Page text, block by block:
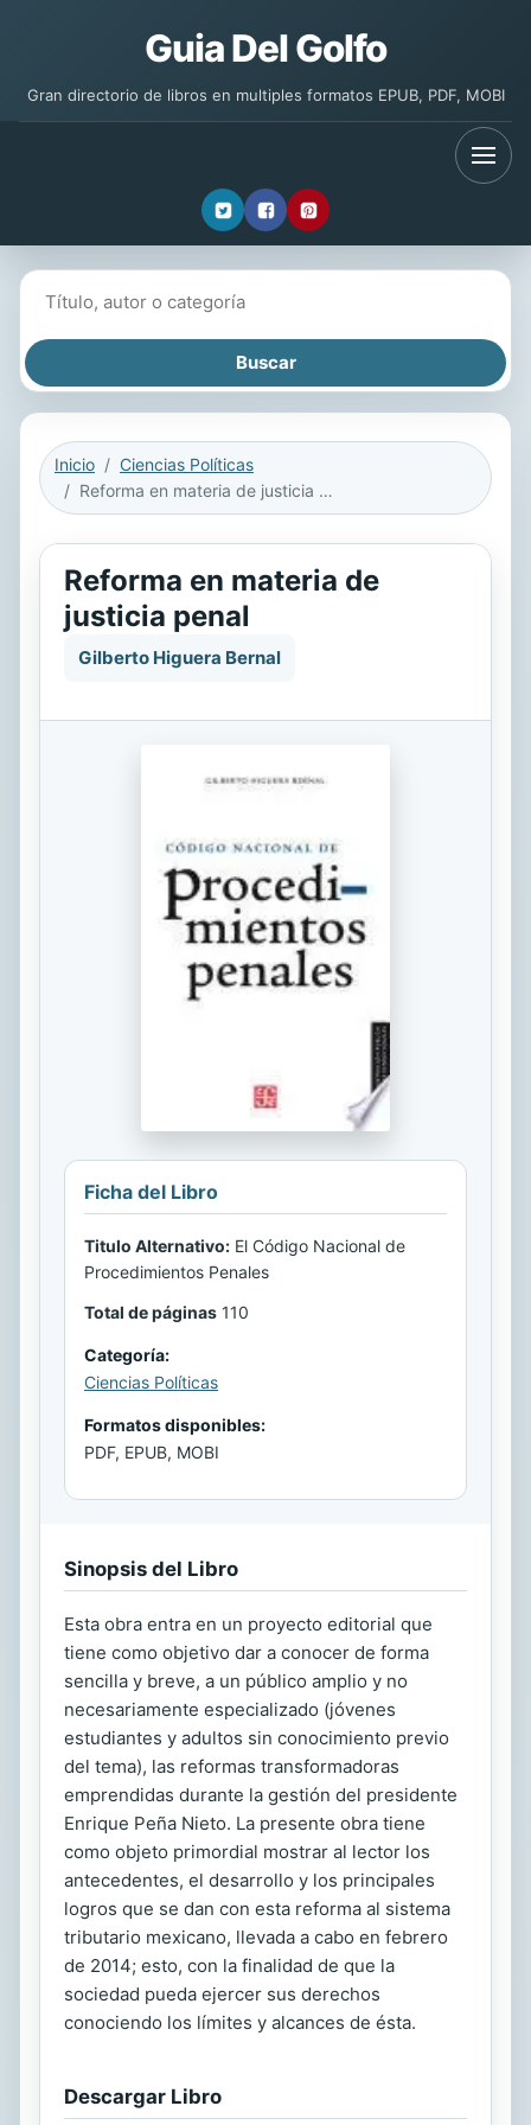
Guia Del Golfo
Gran directorio de libros en multiples formatos EPUB, PDF, MOBI
Inicio
Ciencias Políticas
Reforma en materia de justicia penal
Reforma en materia de
justicia penal
Gilberto Higuera Bernal
Ficha del Libro
Titulo Alternativo: El Código Nacional de
Procedimientos Penales
Total de páginas 110
Categoría:
Ciencias Políticas
Formatos disponibles:
PDF, EPUB, MOBI
Sinopsis del Libro
Esta obra entra en un proyecto editorial que
tiene como objetivo dar a conocer de forma
sencilla y breve, a un público amplio y no
necesariamente especializado (jóvenes
estudiantes y adultos sin conocimiento previo
del tema), las reformas transformadoras
emprendidas durante la gestión del presidente
Enrique Peña Nieto. La presente obra tiene
como objeto primordial mostrar al lector los
antecedentes, el desarrollo y los principales
logros que se dan con esta reforma al sistema
tributario mexicano, llevada a cabo en febrero
de 2014; esto, con la finalidad de que la
sociedad pueda ejercer sus derechos
conociendo los límites y alcances de ésta.
Descargar Libro